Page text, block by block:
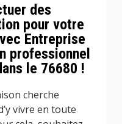
des
pour votre
Entreprise
professionnel
le 76680 !
cherche
vivre en toute